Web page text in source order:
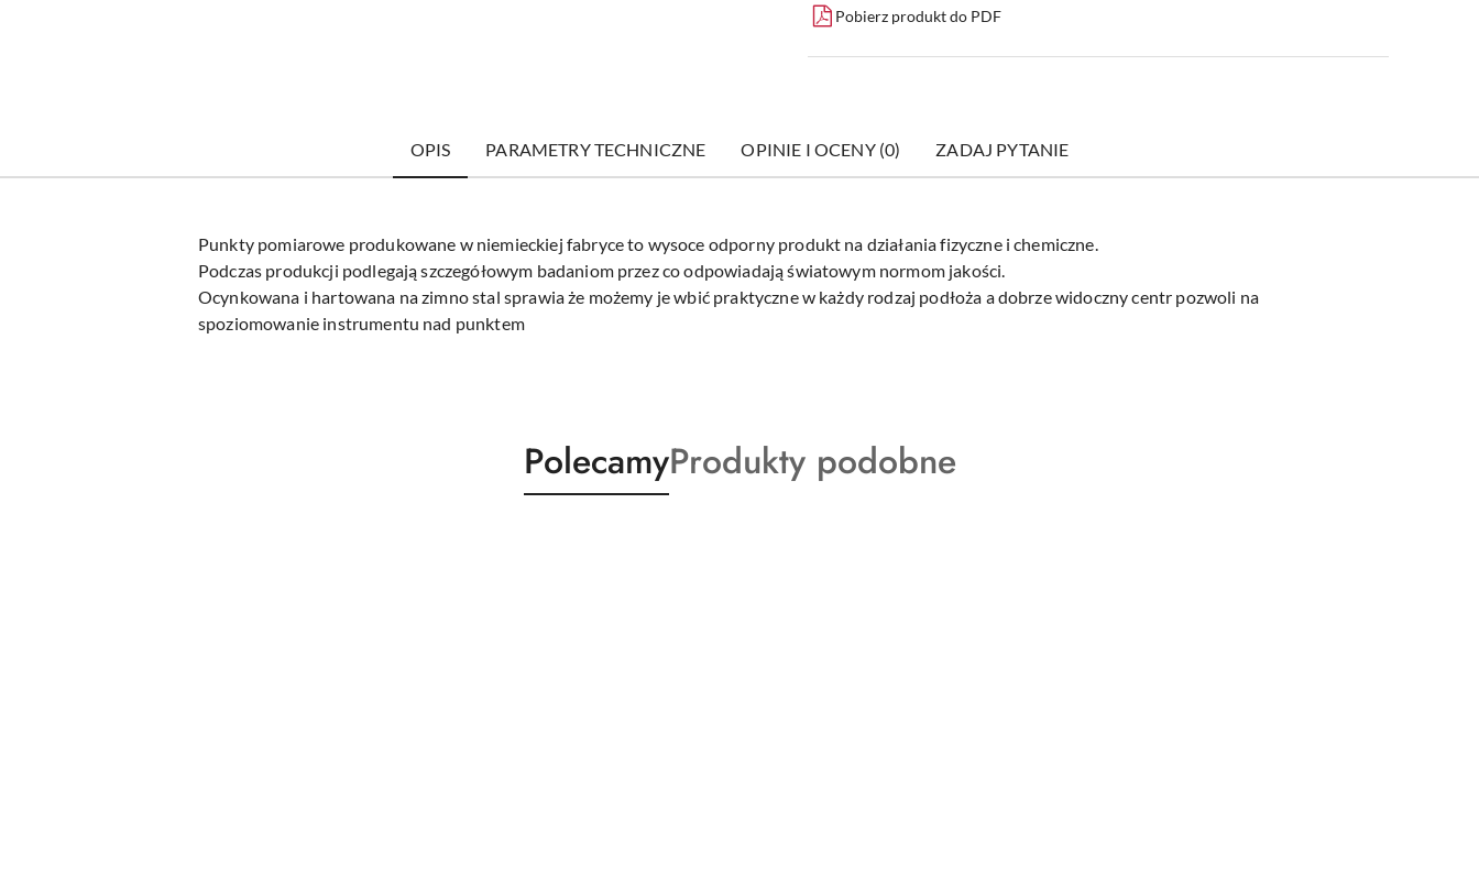
Pobierz produkt do PDF
OPIS PARAMETRY TECHNICZNE OPINIE I OCENY (0) ZADAJ PYTANIE
Punkty pomiarowe produkowane w niemieckiej fabryce to wysoce odporny produkt na działania fizyczne i chemiczne.
Podczas produkcji podlegają szczegółowym badaniom przez co odpowiadają światowym normom jakości.
Ocynkowana i hartowana na zimno stal sprawia że możemy je wbić praktyczne w każdy rodzaj podłoża a dobrze widoczny centr pozwoli na
spoziomowanie instrumentu nad punktem
Produkty
o
PolecamyProdukty
o
Produkty podobne